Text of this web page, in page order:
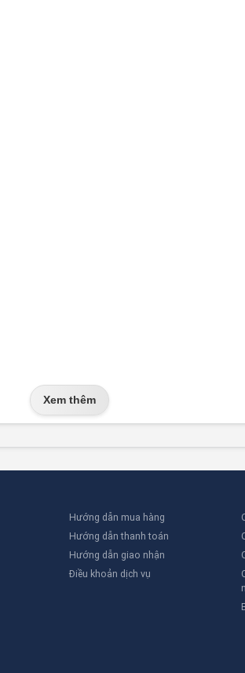
Xem thêm
Hướng dẫn mua hàng
Hướng dẫn thanh toán
Hướng dẫn giao nhận
Điều khoản dịch vụ